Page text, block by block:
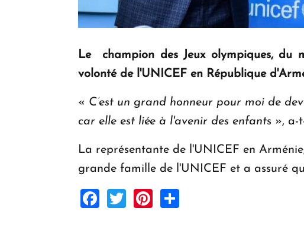
Le champion des Jeux olympiques, du
volonté de l'UNICEF en République
« C’est un grand honneur pour moi de
car elle est liée à l'avenir des enfants », a-
La représentante de l'UNICEF en
grande famille de l'UNICEF et a assuré
Facebook
TwitterPinterest